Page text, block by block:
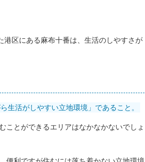
港区にある麻布十番は、生活のしやすさが
生活がしやすい立地環境」であること。
ことができるエリアはなかなかないでしょ